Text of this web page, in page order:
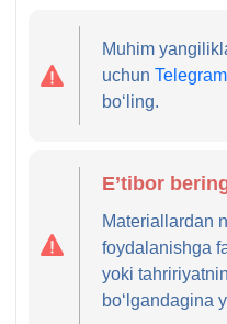
Muhim
uchun
boʻling.
E’tibor
Materiallardan
foydalanishga
yoki
boʻlgandagina